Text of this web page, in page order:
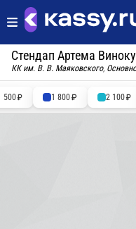
Стендап Артема
КК им. В. В. Маяковского,
500 1 800 2 100